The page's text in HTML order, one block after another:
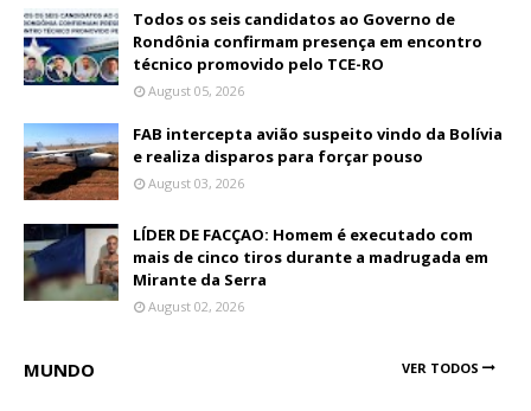
Todos os seis candidatos ao Governo de
Rondônia confirmam presença em encontro
técnico promovido pelo TCE-RO
August 05, 2026
FAB intercepta avião suspeito vindo da Bolívia
e realiza disparos para forçar pouso
August 03, 2026
LÍDER DE FACÇAO: Homem é executado com
mais de cinco tiros durante a madrugada em
Mirante da Serra
August 02, 2026
MUNDO VER TODOS